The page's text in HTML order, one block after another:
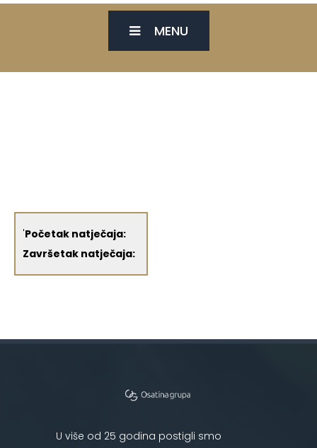
MENU
'Početak natječaja:
Završetak natječaja:
U više od 25 godina postigli smo